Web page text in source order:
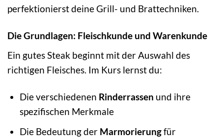
perfektionierst deine Grill- und Brattechniken.
Die Grundlagen: Fleischkunde und Warenkunde
Ein gutes Steak beginnt mit der Auswahl des
richtigen Fleisches. Im Kurs lernst du:
Die verschiedenen Rinderrassen und ihre
spezifischen Merkmale
Die Bedeutung der Marmorierungfür